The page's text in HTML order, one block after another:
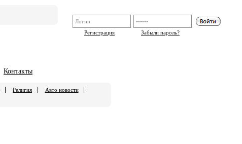
Регистрация
Забыли пароль?
Контакты
Религия
Авто новости